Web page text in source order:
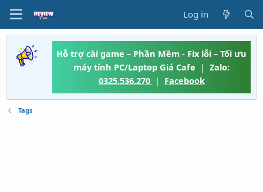
Log in
Hỗ trợ cài game – Phần Mềm - Fix lỗi – Tối ưu
máy tính PC/Laptop Giá Cafe | Zalo:
0325.536.270 | Facebook
Tags